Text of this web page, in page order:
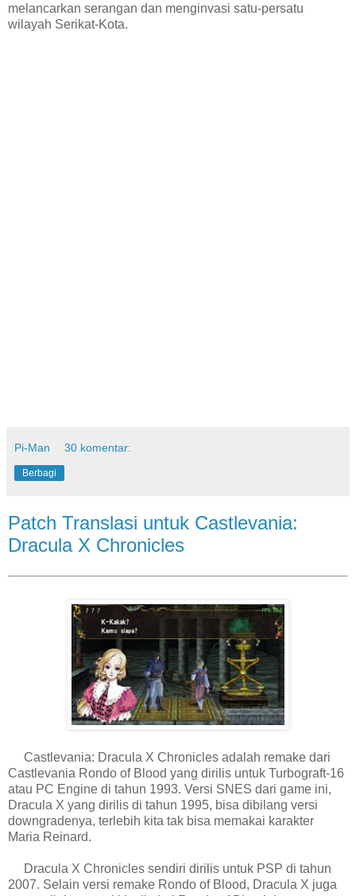
melancarkan serangan dan menginvasi satu-persatu
wilayah Serikat-Kota.
Pi-Man 30 komentar:
Berbagi
Patch Translasi untuk Castlevania:
Dracula X Chronicles
Castlevania: Dracula X Chronicles adalah remake dari
Castlevania Rondo of Blood yang dirilis untuk Turbograft-16
atau PC Engine di tahun 1993. Versi SNES dari game ini,
Dracula X yang dirilis di tahun 1995, bisa dibilang versi
downgradenya, terlebih kita tak bisa memakai karakter
Maria Reinard.
Dracula X Chronicles sendiri dirilis untuk PSP di tahun
2007. Selain versi remake Rondo of Blood, Dracula X juga